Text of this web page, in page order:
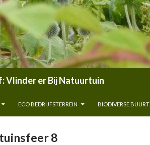
Vlinder er Bij Natuurtuin
ECO BEDRIJFSTERREIN BIODIVERSE BUURT
tuinsfeer 8